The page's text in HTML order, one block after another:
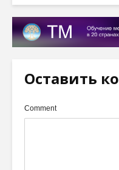
Оставить
Comment